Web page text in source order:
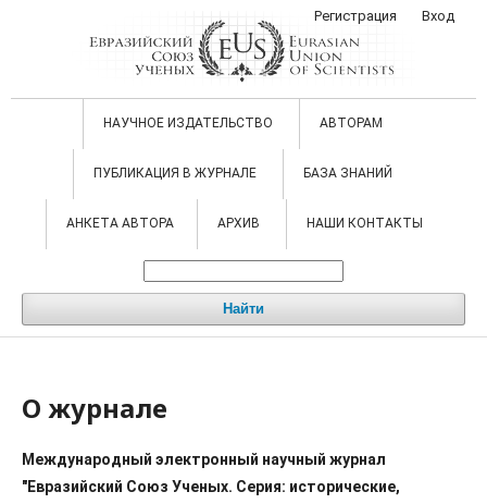
НАУЧНОЕ ИЗДАТЕЛЬСТВО АВТОРАМ
ПУБЛИКАЦИЯ В ЖУРНАЛЕ БАЗА ЗНАНИЙ
АНКЕТА АВТОРА АРХИВ НАШИ КОНТАКТЫ
Найти
Регистрация Вход
О журнале
Международный электронный научный журнал
"Евразийский Союз Ученых. Серия: исторические,